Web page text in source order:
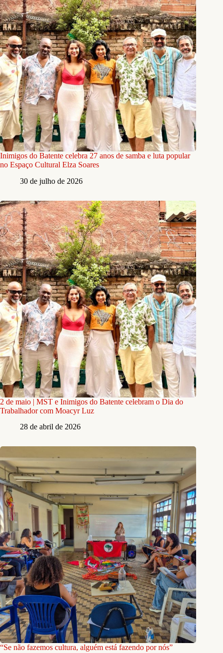
Inimigos do Batente celebra 27 anos de samba e luta popular
no Espaço Cultural Elza Soares
30 de julho de 2026
2 de maio | MST e Inimigos do Batente celebram o Dia do
Trabalhador com Moacyr Luz
28 de abril de 2026
“Se não fazemos cultura, alguém está fazendo por nós”